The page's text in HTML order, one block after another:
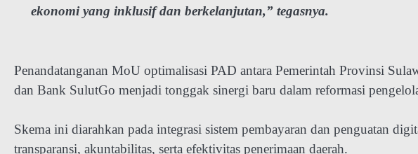
ekonomi yang inklusif dan berkelanjutan,” tegasnya.
Penandatanganan MoU optimalisasi PAD antara Pemerintah Provinsi
dan Bank SulutGo menjadi tonggak sinergi baru dalam reformasi
Skema ini diarahkan pada integrasi sistem pembayaran dan penguatan
transparansi, akuntabilitas, serta efektivitas penerimaan daerah.